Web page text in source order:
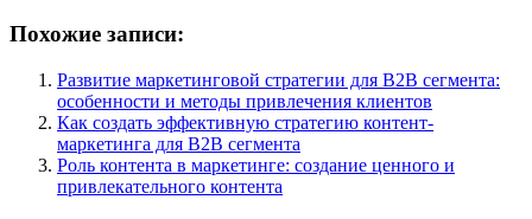
Похожие записи:
Развитие маркетинговой стратегии для B2B сегмента:
особенности и методы привлечения клиентов
Как создать эффективную стратегию контент-
маркетинга для B2B сегмента
Роль контента в маркетинге: создание ценного и
привлекательного контента